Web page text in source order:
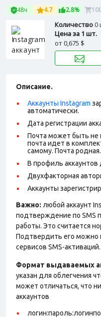
48ч 4.7 2.8%
Количество0
Цена за 1 шт.
от0,675 $
Описание.
Аккаунты Instagram
автоматически.
Дата регистрации
Почта может быть
почта идет в
самому. Почта родная.
В профиль аккаунтов
Двухфакторная
Аккаунты
Важно: любой аккаунт
подтверждение по SMS
работы. Это считается
Подтвердить его можно
сервисов SMS-активаций.
Формат выдаваемых
указан для облегчения
может отличаться, что
аккаунтов